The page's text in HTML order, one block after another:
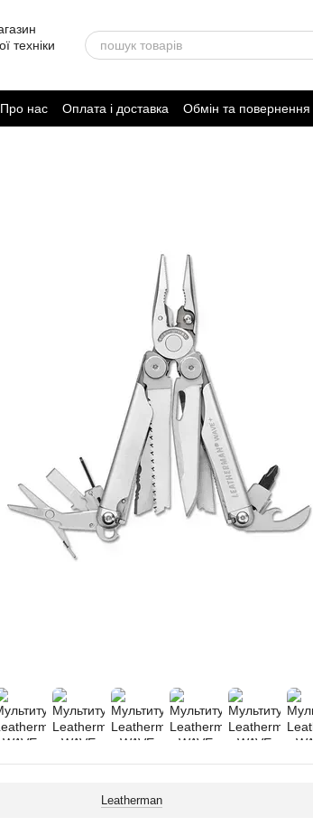
Про нас Оплата і доставка Обмін та повернення
Договір публічної оферти
Leatherman